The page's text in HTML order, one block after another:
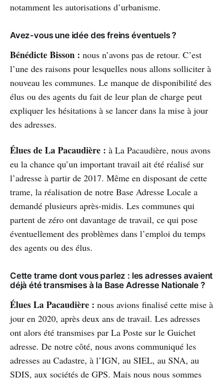
notamment les autorisations d’urbanisme.
Avez-vous une idée des freins éventuels ?
Bénédicte Bisson : nous n’avons pas de retour. C’est
l’une des raisons pour lesquelles nous allons solliciter à
nouveau les communes. Le manque de disponibilité des
élus ou des agents du fait de leur plan de charge peut
expliquer les hésitations à se lancer dans la mise à jour
des adresses.
Élues de La Pacaudière : à La Pacaudière, nous avons
eu la chance qu’un important travail ait été réalisé sur
l’adresse à partir de 2017. Même en disposant de cette
trame, la réalisation de notre Base Adresse Locale a
demandé plusieurs après-midis. Les communes qui
partent de zéro ont davantage de travail, ce qui pose
éventuellement des problèmes dans l’emploi du temps
des agents ou des élus.
Cette trame dont vous parlez : les adresses avaient
déjà été transmises à la Base Adresse Nationale ?
Élues La Pacaudière : nous avions finalisé cette mise à
jour en 2020, après deux ans de travail. Les adresses
ont alors été transmises par La Poste sur le Guichet
adresse. De notre côté, nous avons communiqué les
adresses au Cadastre, à l’IGN, au SIEL, au SNA, au
SDIS, aux sociétés de GPS. Mais nous nous sommes